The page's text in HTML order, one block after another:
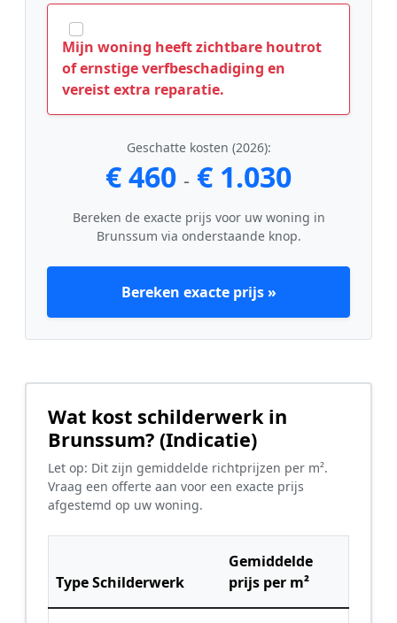
Mijn woning heeft zichtbare houtrot
of ernstige verfbeschadiging en
vereist extra reparatie.
Geschatte kosten (2026):
€ 460 - € 1.030
Bereken de exacte prijs voor uw woning in
Brunssum via onderstaande knop.
Bereken exacte prijs »
Wat kost schilderwerk in
Brunssum? (Indicatie)
Let op: Dit zijn gemiddelde richtprijzen per m².
Vraag een offerte aan voor een exacte prijs
afgestemd op uw woning.
Type Schilderwerk
Gemiddelde
prijs per m²